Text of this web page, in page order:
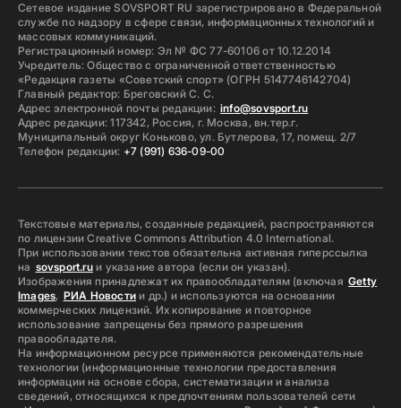
Сетевое издание SOVSPORT RU зарегистрировано в Федеральной
службе по надзору в сфере связи, информационных технологий и
массовых коммуникаций.
Регистрационный номер: Эл № ФС 77-60106 от 10.12.2014
Учредитель: Общество с ограниченной ответственностью
«Редакция газеты «Советский спорт» (ОГРН 5147746142704)
Главный редактор: Бреговский С. С.
Адрес электронной почты редакции: info@sovsport.ru
Адрес редакции: 117342, Россия, г. Москва, вн.тер.г.
Муниципальный округ Коньково, ул. Бутлерова, 17, помещ. 2/7
Телефон редакции: +7 (991) 636-09-00
Текстовые материалы, созданные редакцией, распространяются
по лицензии Creative Commons Attribution 4.0 International.
При использовании текстов обязательна активная гиперссылка
на sovsport.ruи указание автора (если он указан).
Изображения принадлежат их правообладателям (включая Getty
Images, РИА Новостии др.) и используются на основании
коммерческих лицензий. Их копирование и повторное
использование запрещены без прямого разрешения
правообладателя.
На информационном ресурсе применяются рекомендательные
технологии (информационные технологии предоставления
информации на основе сбора, систематизации и анализа
сведений, относящихся к предпочтениям пользователей сети